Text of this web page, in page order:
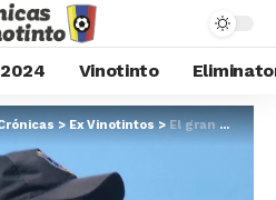
Vinotinto
>Ex Vinotintos>El gran deseo de Edson Tortolero es ver a la Vinotinto en el Mundial